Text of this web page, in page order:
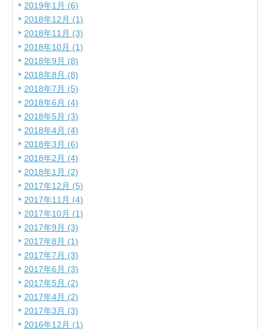
2019年1月 (6)
2018年12月 (1)
2018年11月 (3)
2018年10月 (1)
2018年9月 (8)
2018年8月 (8)
2018年7月 (5)
2018年6月 (4)
2018年5月 (3)
2018年4月 (4)
2018年3月 (6)
2018年2月 (4)
2018年1月 (2)
2017年12月 (5)
2017年11月 (4)
2017年10月 (1)
2017年9月 (3)
2017年8月 (1)
2017年7月 (3)
2017年6月 (3)
2017年5月 (2)
2017年4月 (2)
2017年3月 (3)
2016年12月 (1)